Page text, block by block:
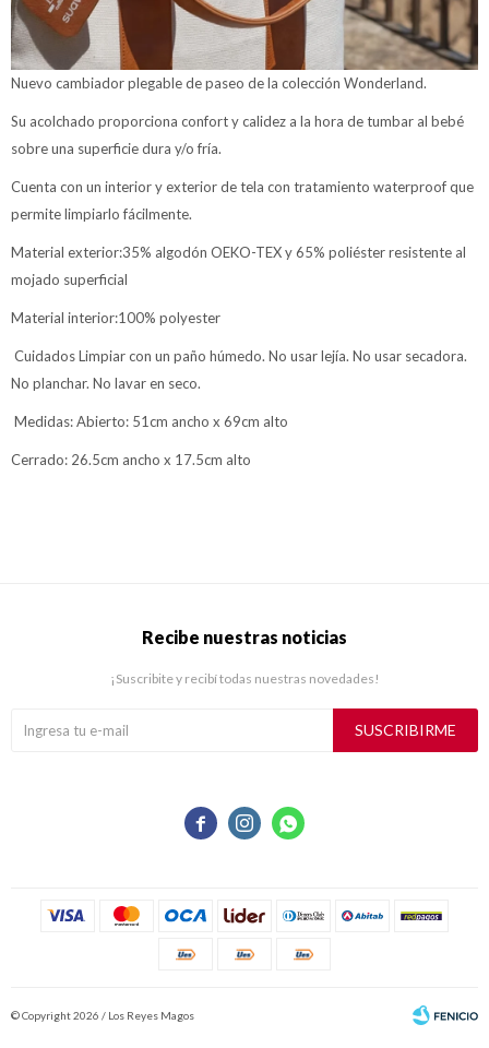
Nuevo cambiador plegable de paseo de la colección Wonderland.
Su acolchado proporciona confort y calidez a la hora de tumbar al bebé
sobre una superficie dura y/o fría.
Cuenta con un interior y exterior de tela con tratamiento waterproof que
permite limpiarlo fácilmente.
Material exterior:35% algodón OEKO-TEX y 65% poliéster resistente al
mojado superficial
Material interior:100% polyester
Cuidados Limpiar con un paño húmedo. No usar lejía. No usar secadora.
No planchar. No lavar en seco.
Medidas: Abierto: 51cm ancho x 69cm alto
Cerrado: 26.5cm ancho x 17.5cm alto
  
Recibe nuestras noticias
¡Suscribite y recibí todas nuestras novedades!
SUSCRIBIRME
© Copyright 2026 / Los Reyes Magos